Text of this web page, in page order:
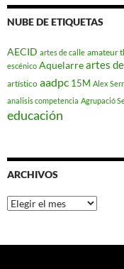
NUBE DE ETIQUETAS
AECID artes de calle amateur
escénico Aquelarreartes
artístico aadpc 15M Alex
analisis competencia Agrupació
educación
ARCHIVOS
Archivos